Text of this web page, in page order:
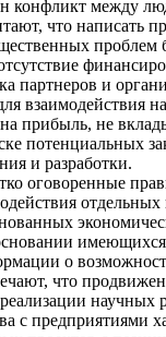
конфликт между
что написать
партнеров и
взаимодействия
на прибыль, не
потенциальных
и разработки.
оговоренные
о
что
с предприятиями